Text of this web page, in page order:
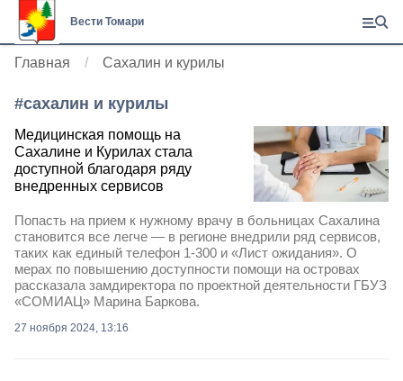
Вести Томари
Главная Сахалин и курилы
#сахалин и курилы
Медицинская помощь на
Сахалине и Курилах стала
доступной благодаря ряду
внедренных сервисов
Попасть на прием к нужному врачу в больницах Сахалина
становится все легче — в регионе внедрили ряд сервисов,
таких как единый телефон 1-300 и «Лист ожидания». О
мерах по повышению доступности помощи на островах
рассказала замдиректора по проектной деятельности ГБУЗ
«СОМИАЦ» Марина Баркова.
27 ноября 2024, 13:16